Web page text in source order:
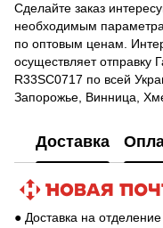
Сделайте заказ
необходимым
по оптовым ценам.
осуществляет отправку
R33SC0717 по всей
Запорожье, Винница,
Доставка
● Доставка на